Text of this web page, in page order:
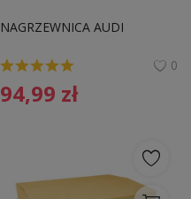
NAGRZEWNICA AUDI
0
94,99 zł